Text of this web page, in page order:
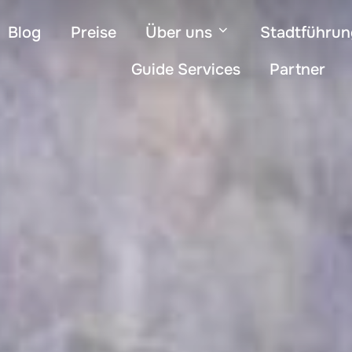
Blog Preise Über uns
Guide Services
Partner